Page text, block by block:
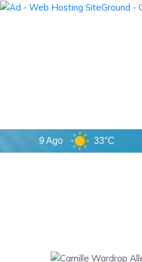
9 Ago 33°C